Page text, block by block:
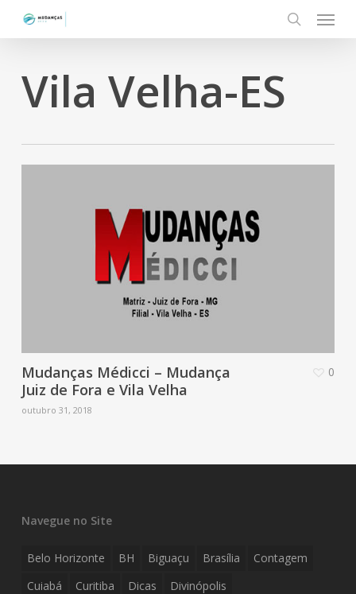
search
Menu
Vila Velha-ES
Mudanças Médicci – Mudança
Juiz de Fora e Vila Velha
outubro 31, 2018
0
Navegue no Site
Belo Horizonte BH Biguaçu Brasília
Contagem
Cuiabá
Curitiba Dicas
Divinópolis